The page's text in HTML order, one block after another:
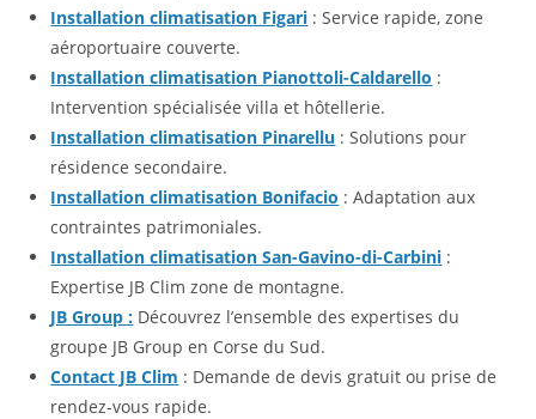
Installation climatisation Figari : Service rapide, zone
aéroportuaire couverte.
Installation climatisation Pianottoli-Caldarello :
Intervention spécialisée villa et hôtellerie.
Installation climatisation Pinarellu : Solutions pour
résidence secondaire.
Installation climatisation Bonifacio : Adaptation aux
contraintes patrimoniales.
Installation climatisation San-Gavino-di-Carbini :
Expertise JB Clim zone de montagne.
JB Group : Découvrez l’ensemble des expertises du
groupe JB Group en Corse du Sud.
Contact JB Clim : Demande de devis gratuit ou prise de
rendez-vous rapide.